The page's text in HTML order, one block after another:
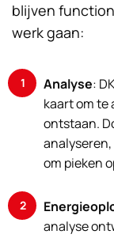
blijven
werk gaan:
Analyse:
kaart om te
ontstaan.
om pieken
analyse